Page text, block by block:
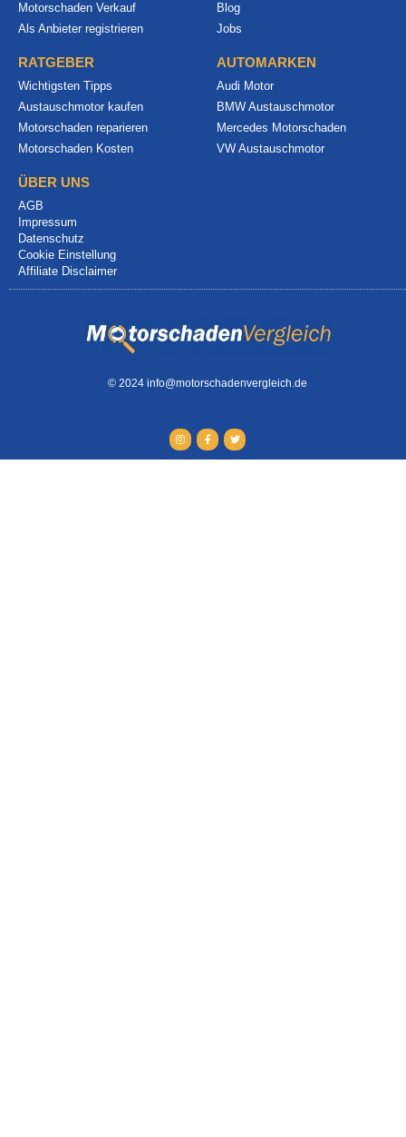
Motorschaden Verkauf
Als Anbieter registrieren
Blog
Jobs
RATGEBER
Wichtigsten Tipps
Austauschmotor kaufen
Motorschaden reparieren
Motorschaden Kosten
AUTOMARKEN
Audi Motor
BMW Austauschmotor
Mercedes Motorschaden
VW Austauschmotor
ÜBER UNS
AGB
Impressum
Datenschutz
Cookie Einstellung
Affiliate Disclaimer
© 2024 info@motorschadenvergleich.de